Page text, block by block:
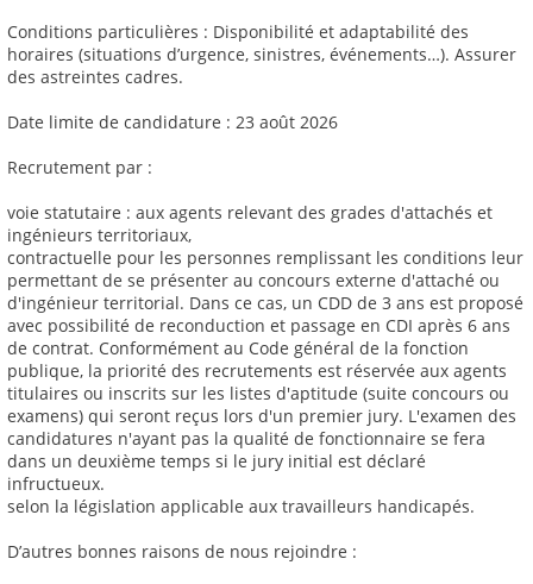
Conditions particulières : Disponibilité et adaptabilité des
horaires (situations d’urgence, sinistres, événements…). Assurer
des astreintes cadres.
Date limite de candidature : 23 août 2026
Recrutement par :
voie statutaire : aux agents relevant des grades d'attachés et
ingénieurs territoriaux,
contractuelle pour les personnes remplissant les conditions leur
permettant de se présenter au concours externe d'attaché ou
d'ingénieur territorial. Dans ce cas, un CDD de 3 ans est proposé
avec possibilité de reconduction et passage en CDI après 6 ans
de contrat. Conformément au Code général de la fonction
publique, la priorité des recrutements est réservée aux agents
titulaires ou inscrits sur les listes d'aptitude (suite concours ou
examens) qui seront reçus lors d'un premier jury. L'examen des
candidatures n'ayant pas la qualité de fonctionnaire se fera
dans un deuxième temps si le jury initial est déclaré
infructueux.
selon la législation applicable aux travailleurs handicapés.
D’autres bonnes raisons de nous rejoindre :